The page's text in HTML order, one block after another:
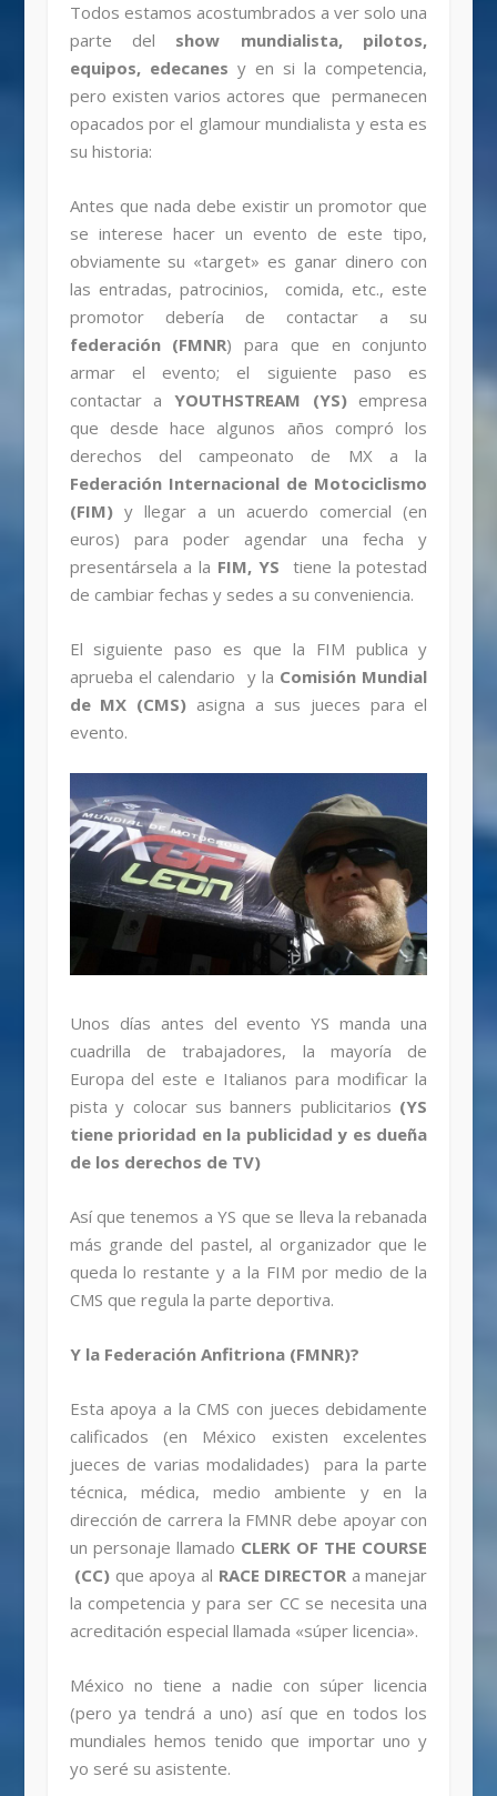
Todos estamos acostumbrados a ver solo una
parte del show mundialista, pilotos,
equipos, edecanes y en si la competencia,
pero existen varios actores que permanecen
opacados por el glamour mundialista y esta es
su historia:
Antes que nada debe existir un promotor que
se interese hacer un evento de este tipo,
obviamente su «target» es ganar dinero con
las entradas, patrocinios, comida, etc., este
promotor debería de contactar a su
federación (FMNR) para que en conjunto
armar el evento; el siguiente paso es
contactar a YOUTHSTREAM (YS)empresa
que desde hace algunos años compró los
derechos del campeonato de MX a la
Federación Internacional de Motociclismo
(FIM)y llegar a un acuerdo comercial (en
euros) para poder agendar una fecha y
presentársela a la FIM, YS tiene la potestad
de cambiar fechas y sedes a su conveniencia.
El siguiente paso es que la FIM publica y
aprueba el calendario y la Comisión Mundial
de MX (CMS) asigna a sus jueces para el
evento.
Unos días antes del evento YS manda una
cuadrilla de trabajadores, la mayoría de
Europa del este e Italianos para modificar la
pista y colocar sus banners publicitarios (YS
tiene prioridad en la publicidad y es dueña
de los derechos de TV)
Así que tenemos a YS que se lleva la rebanada
más grande del pastel, al organizador que le
queda lo restante y a la FIM por medio de la
CMS que regula la parte deportiva.
Y la Federación Anfitriona (FMNR)?
Esta apoya a la CMS con jueces debidamente
calificados (en México existen excelentes
jueces de varias modalidades) para la parte
técnica, médica, medio ambiente y en la
dirección de carrera la FMNR debe apoyar con
un personaje llamado CLERK OF THE COURSE
(CC) que apoya al RACE DIRECTOR a manejar
la competencia y para ser CC se necesita una
acreditación especial llamada «súper licencia».
México no tiene a nadie con súper licencia
(pero ya tendrá a uno) así que en todos los
mundiales hemos tenido que importar uno y
yo seré su asistente.